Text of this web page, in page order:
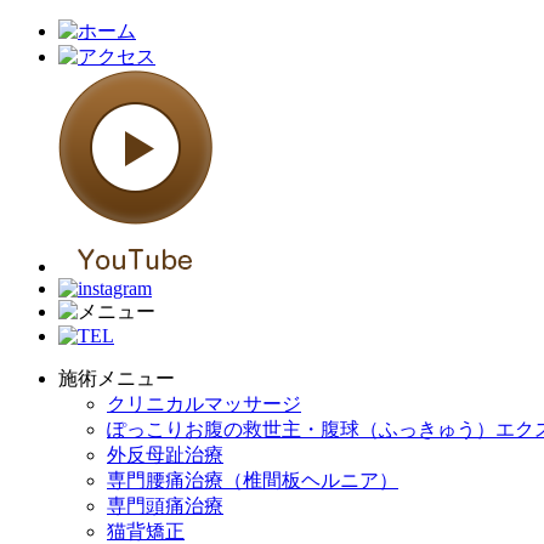
施術メニュー
クリニカルマッサージ
ぽっこりお腹の救世主・腹球（ふっきゅう）エク
外反母趾治療
専門腰痛治療（椎間板ヘルニア）
専門頭痛治療
猫背矯正